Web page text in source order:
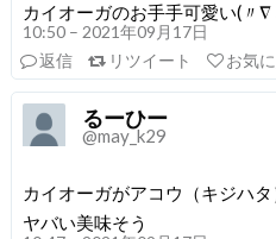
カイオーガのお手手可愛い(〃
10:50 – 2021年09月17日
返信
リツイート お気
るーひー
@may_k29
カイオーガがアコウ（キジハ
ヤバい美味そう